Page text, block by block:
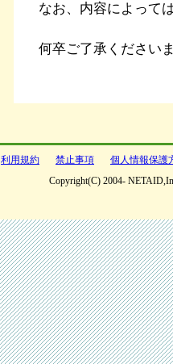
なお、内容によって
何卒ご了承ください
利用規約 禁止事項
個人情報保護
Copyright(C) 2004-